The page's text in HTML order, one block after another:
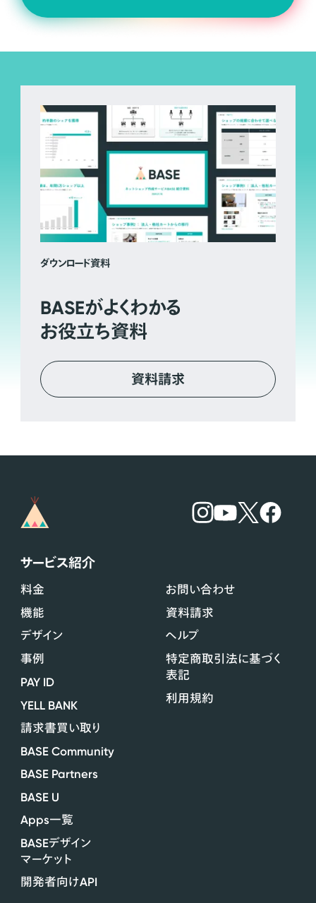
ダウンロード資料
BASEがよくわかる
お役立ち資料
資料請求
サービス紹介
料金
機能
デザイン
事例
PAY ID
YELL BANK
請求書買い取り
BASE Community
BASE Partners
BASE U
Apps一覧
BASEデザイン
マーケット
開発者向けAPI
お問い合わせ
資料請求
ヘルプ
特定商取引法に基づく
表記
利用規約